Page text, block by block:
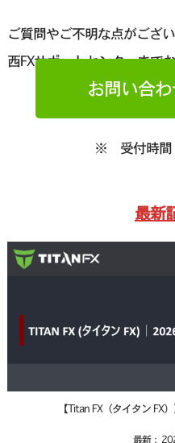
ご質問やご不明な点がござ
西FXサポートセンターまで
お問い合
※ 受付時間
最新
【Titan FX（タイタン
最新：